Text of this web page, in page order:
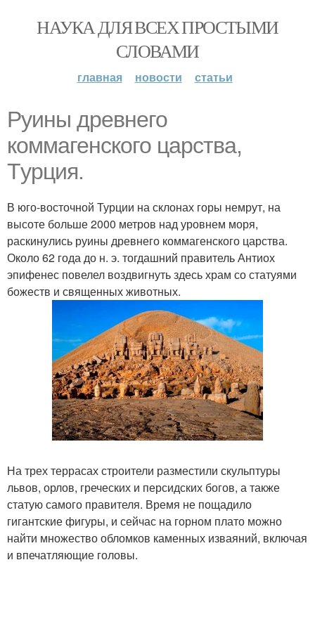
НАУКА ДЛЯ ВСЕХ ПРОСТЫМИ
СЛОВАМИ
главная новости статьи
Pyины дpeвнего
коммагенского царства,
Тypция.
В юго-восточной Турции на склонах горы немрут, на
высоте больше 2000 метров над уровнем моря,
раскинулись руины древнего коммагенского царства.
Около 62 года до н. э. тогдашний правитель Антиох
эпифенес повелел воздвигнуть здесь храм со статуями
божеств и священных животных.
На трех террасах строители разместили скульптуры
львов, орлов, греческих и персидских богов, а также
статую самого правителя. Время не пощадило
гигантские фигуры, и сейчас на горном плато можно
найти множество обломков каменных изваяний, включая
и впечатляющие головы.